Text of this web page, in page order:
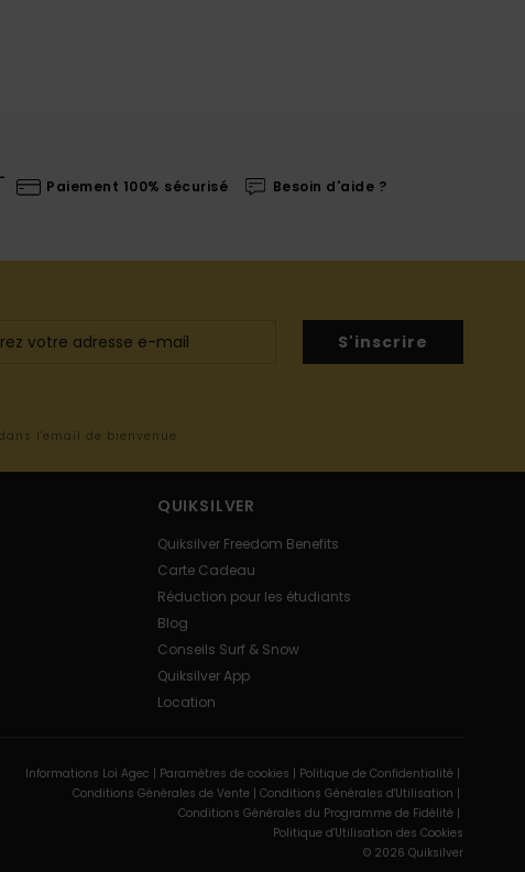
Paiement 100% sécurisé Besoin d'aide ?
S'inscrire
l'email de bienvenue
QUIKSILVER
Quiksilver Freedom Benefits
Carte Cadeau
Réduction pour les étudiants
Blog
Conseils Surf & Snow
Quiksilver App
Location
Informations Loi Agec | Paramètres de cookies | Politique de Confidentialité |
Conditions Générales de Vente | Conditions Générales d'Utilisation |
Conditions Générales du Programme de Fidélité |
Politique d'Utilisation des Cookies
© 2026 Quiksilver